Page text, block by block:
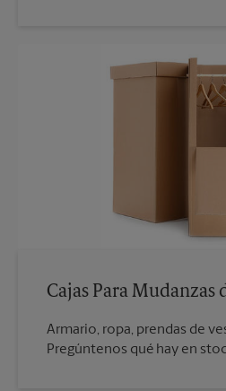
Cajas Para Mudanzas
Armario, ropa, prendas de
Pregúntenos qué hay en